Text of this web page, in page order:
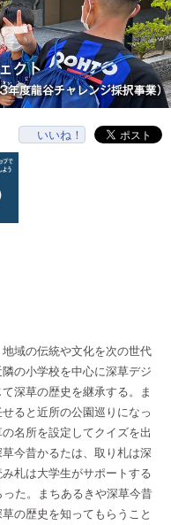
いいね！
域の伝統や文化を次の世代
の小学校を中心に深草デジ
深草の歴史を継承する。ま
ると近所の公園巡りになっ
名所を設定してクイズを出
今昔かるたは、取り札は深
札は大学生がサポートする
た。まちあるきや深草今昔
の歴史を知ってもらうこと